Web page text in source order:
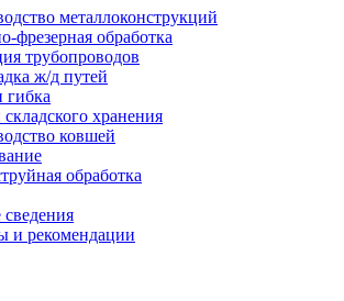
металлоконструкций
фрезерная обработка
трубопроводов
ж/д путей
гибка
складского хранения
ковшей
обработка
и рекомендации